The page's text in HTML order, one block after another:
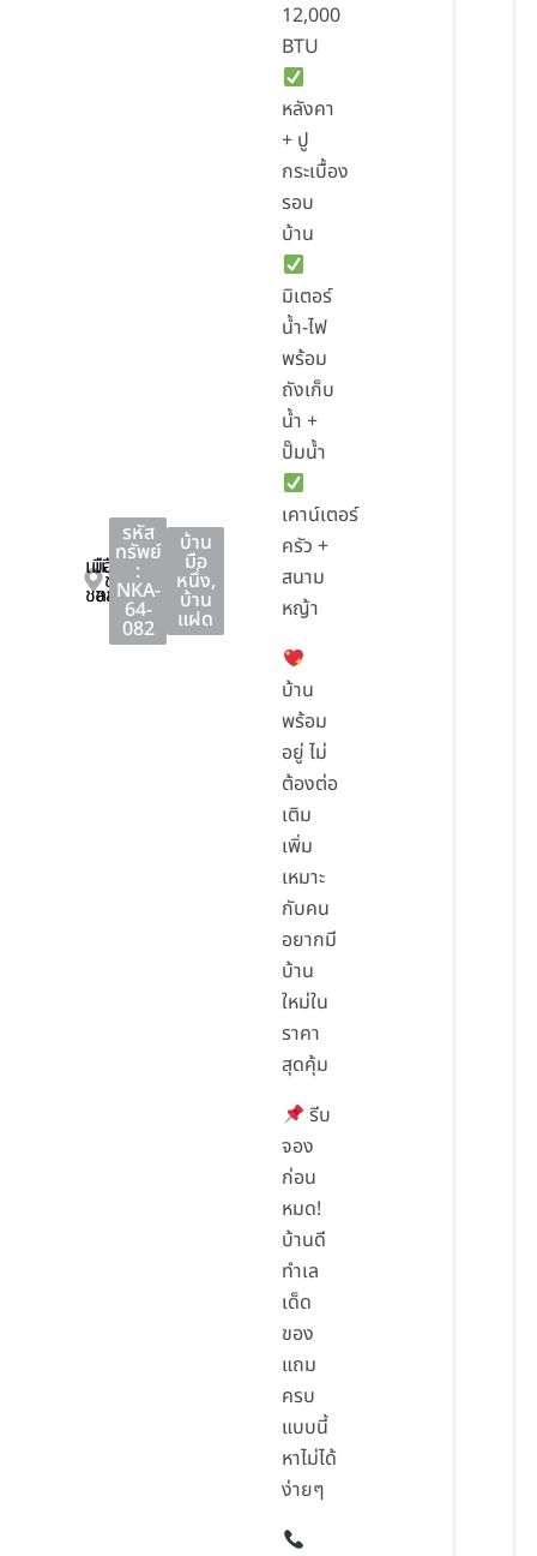
เมือง
ชลบุรี
เมือง
ชลบุรี
ชลบุรี
รหัส
ทรัพย์
:
NKA-
64-
082
บ้าน
มือ
หนึ่ง,
บ้าน
แฝด
12,000
BTU
หลังคา
+ ปู
กระเบื้อง
รอบ
บ้าน
มิเตอร์
น้ำ-ไฟ
พร้อม
ถังเก็บ
น้ำ +
ปั๊มน้ำ
เคาน์เตอร์
ครัว +
สนาม
หญ้า
บ้าน
พร้อม
อยู่ ไม่
ต้องต่อ
เติม
เพิ่ม
เหมาะ
กับคน
อยากมี
บ้าน
ใหม่ใน
ราคา
สุดคุ้ม
รีบ
จอง
ก่อน
หมด!
บ้านดี
ทำเล
เด็ด
ของ
แถม
ครบ
แบบนี้
หาไม่ได้
ง่ายๆ